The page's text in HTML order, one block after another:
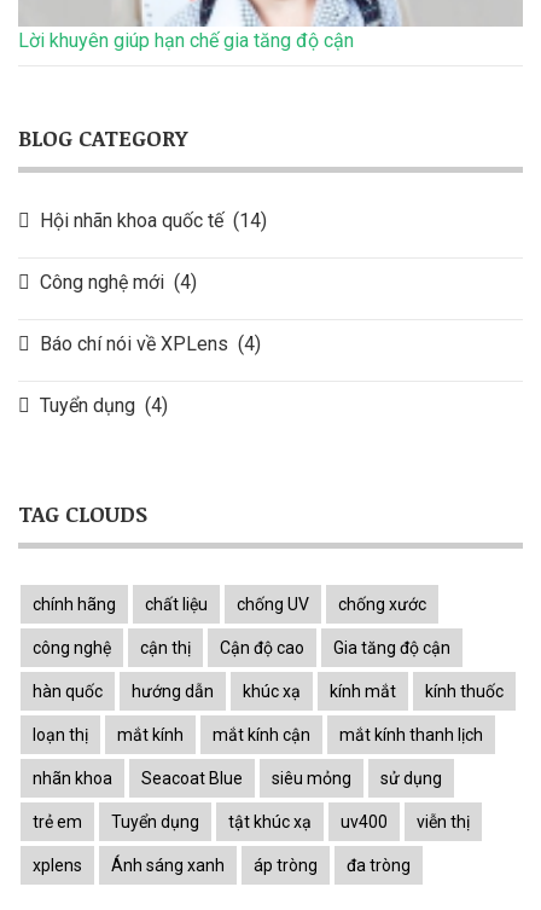
Lời khuyên giúp hạn chế gia tăng độ cận
BLOG CATEGORY
Hội nhãn khoa quốc tế (14)
Công nghệ mới (4)
Báo chí nói về XPLens (4)
Tuyển dụng (4)
TAG CLOUDS
chính hãng chất liệu chống UV chống xước
công nghệ cận thị Cận độ cao Gia tăng độ cận
hàn quốc hướng dẫn khúc xạ kính mắt kính thuốc
loạn thị mắt kính mắt kính cận mắt kính thanh lịch
nhãn khoa Seacoat Blue siêu mỏng sử dụng
trẻ em Tuyển dụng tật khúc xạ uv400 viễn thị
xplens Ánh sáng xanh áp tròng đa tròng